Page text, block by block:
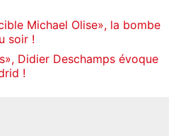
Michael Olise», la bombe
soir !
Didier Deschamps évoque
!